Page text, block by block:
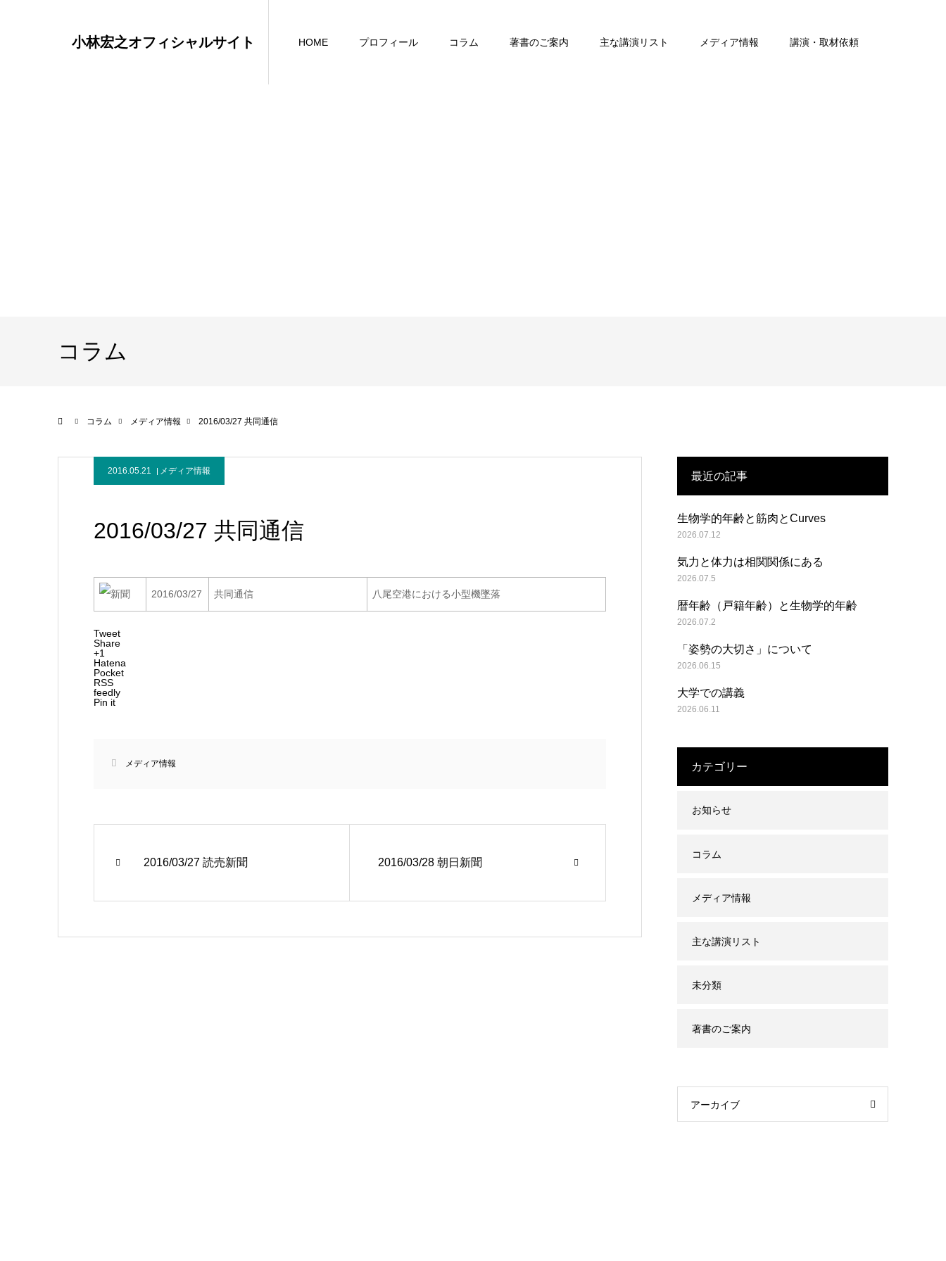
小林宏之オフィシャルサイト HOME プロフィール コラム 著書のご案内 主な講演リスト メディア情報 講演・取材依頼
コラム
コラム メディア情報 2016/03/27 共同通信
2016.05.21 メディア情報
2016/03/27 共同通信
2016/03/27 共同通信 八尾空港における小型機墜落
Tweet
Share
+1
Hatena
Pocket
RSS
feedly
Pin it
メディア情報
2016/03/27 読売新聞 2016/03/28 朝日新聞
最近の記事
生物学的年齢と筋肉とCurves
2026.07.12
気力と体力は相関関係にある
2026.07.5
暦年齢（戸籍年齢）と生物学的年齢
2026.07.2
「姿勢の大切さ」について
2026.06.15
大学での講義
2026.06.11
カテゴリー
お知らせ
コラム
メディア情報
主な講演リスト
未分類
著書のご案内
アーカイブ